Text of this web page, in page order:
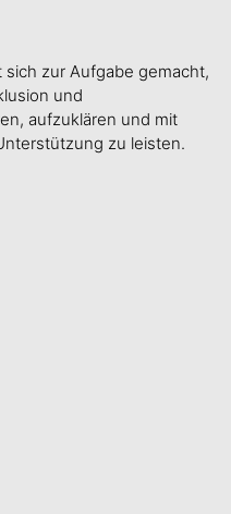
sich zur Aufgabe gemacht,
und
aufzuklären und mit
zu leisten.